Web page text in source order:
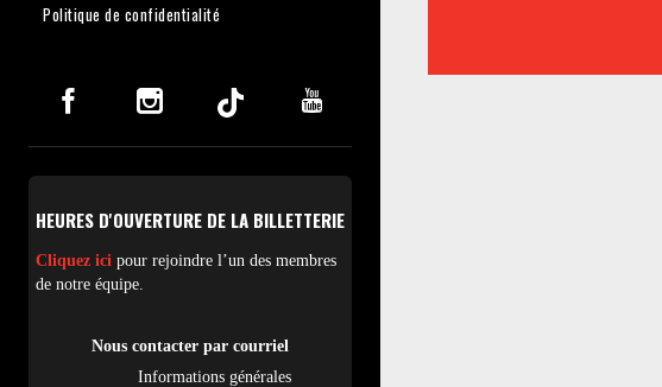
Politique de confidentialité
HEURES D'OUVERTURE DE LA BILLETTERIE
Cliquez ici pour rejoindre l’un des membres
de notre équipe.
Nous contacter par courriel
Informations générales